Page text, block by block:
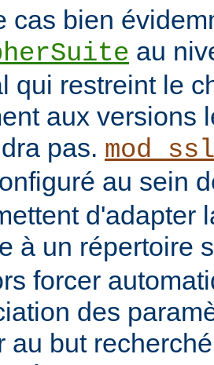
cas bien
au
qui restreint le
aux versions
pas. mod_ssl
au sein
d'adapter
à un répertoire
forcer
des
au but